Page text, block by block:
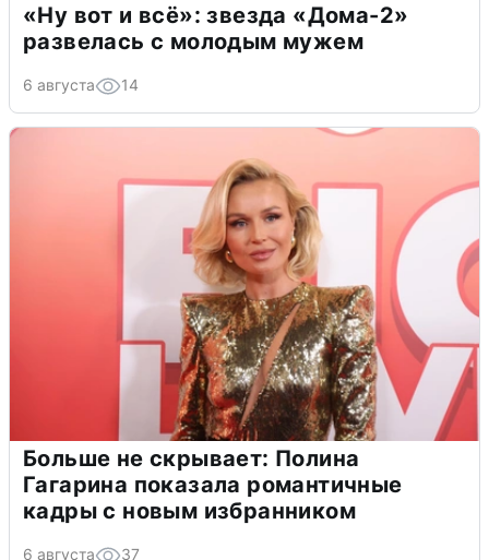
«Ну вот и всё»: звезда «Дома-2»
развелась с молодым мужем
6 августа 14
Больше не скрывает: Полина
Гагарина показала романтичные
кадры с новым избранником
6 августа 37